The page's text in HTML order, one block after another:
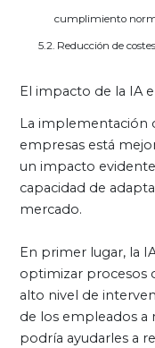
cumplimiento
Reducción de
El impacto de la IA
La implementación
empresas está
un impacto
capacidad de
mercado.
En primer lugar, la
optimizar procesos
alto nivel de
de los empleados a
podría ayudarles a